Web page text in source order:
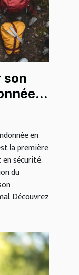
son
en
la première
sécurité.
du
Découvrez